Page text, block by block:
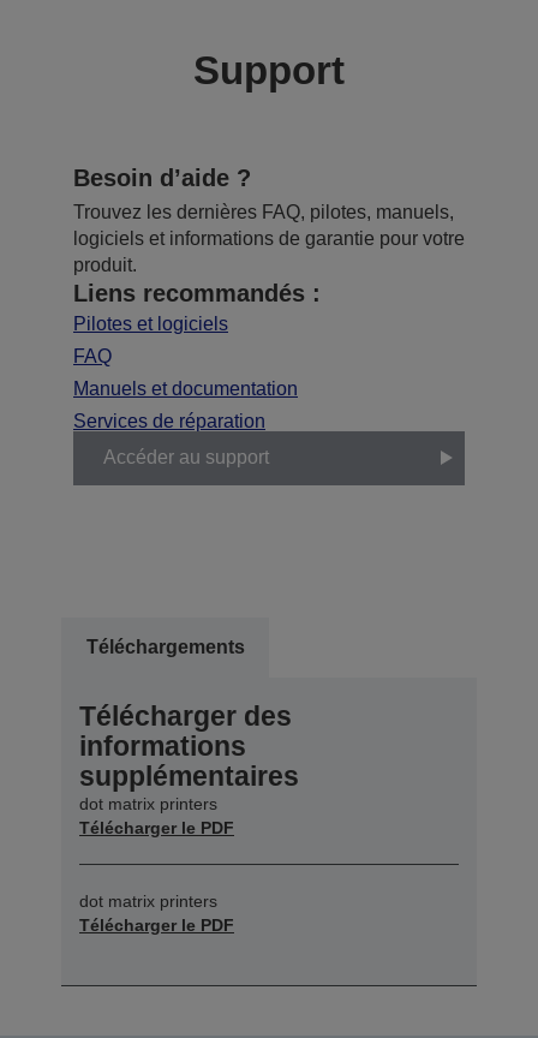
Support
Besoin d’aide ?
Trouvez les dernières FAQ, pilotes, manuels,
logiciels et informations de garantie pour votre
produit.
Liens recommandés :
Pilotes et logiciels
FAQ
Manuels et documentation
Services de réparation
Accéder au support
Téléchargements
Télécharger des
informations
supplémentaires
dot matrix printers
Télécharger le PDF
dot matrix printers
Télécharger le PDF